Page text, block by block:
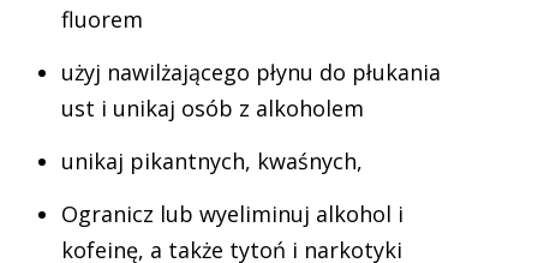
fluorem
użyj nawilżającego płynu do płukania
ust i unikaj osób z alkoholem
unikaj pikantnych, kwaśnych,
Ogranicz lub wyeliminuj alkohol i
kofeinę, a także tytoń i narkotyki